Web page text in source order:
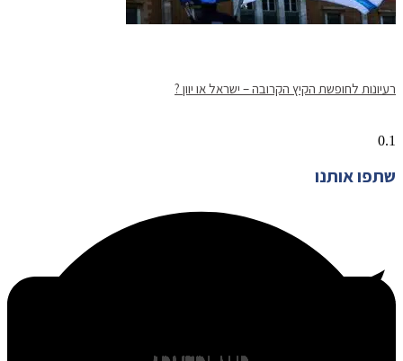
רעיונות לחופשת הקיץ הקרובה – ישראל או יוון ?
שתפו אותנו